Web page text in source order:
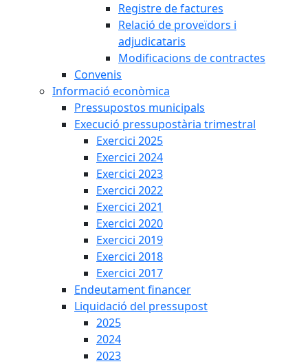
Registre de factures
Relació de proveïdors i
adjudicataris
Modificacions de contractes
Convenis
Informació econòmica
Pressupostos municipals
Execució pressupostària trimestral
Exercici 2025
Exercici 2024
Exercici 2023
Exercici 2022
Exercici 2021
Exercici 2020
Exercici 2019
Exercici 2018
Exercici 2017
Endeutament financer
Liquidació del pressupost
2025
2024
2023